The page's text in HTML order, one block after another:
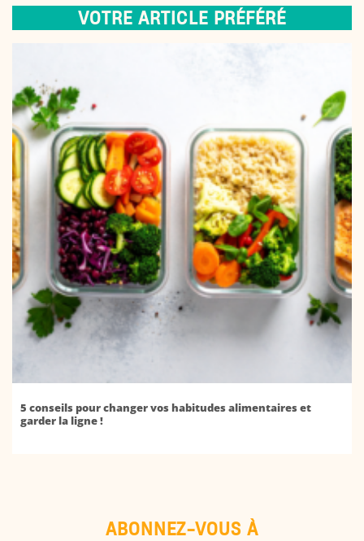
VOTRE ARTICLE PRÉFÉRÉ
5 conseils pour changer vos habitudes alimentaires et
garder la ligne !
ABONNEZ-VOUS À